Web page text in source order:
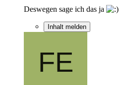
Deswegen sage ich das ja
Inhalt melden